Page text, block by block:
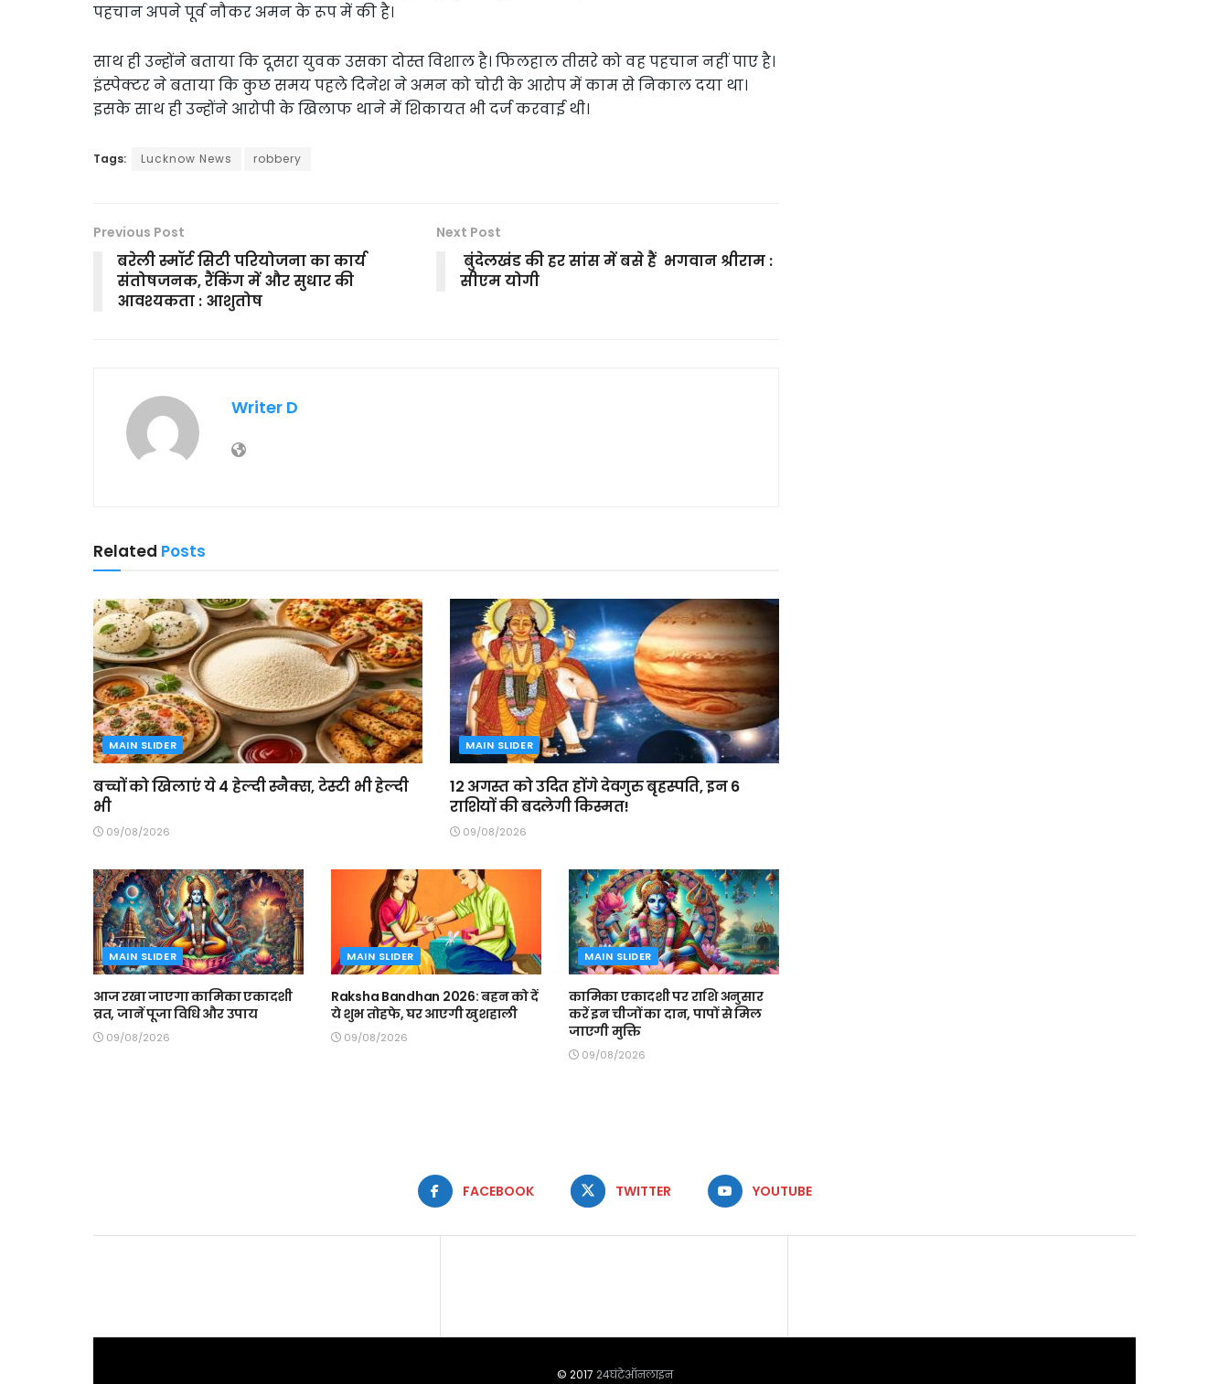
पहचान अपने पूर्व नौकर अमन के रूप में की है।
साथ ही उन्होंने बताया कि दूसरा युवक उसका दोस्त विशाल है। फिलहाल तीसरे को वह पहचान नहीं पाए है।
इंस्पेक्टर ने बताया कि कुछ समय पहले दिनेश ने अमन को चोरी के आरोप में काम से निकाल दया था।
इसके साथ ही उन्होंने आरोपी के खिलाफ थाने में शिकायत भी दर्ज करवाई थी।
Tags: Lucknow News robbery
Previous Post
बरेली स्मॉर्ट सिटी परियोजना का कार्य
संतोषजनक, रैंकिंग में और सुधार की
आवश्यकता : आशुतोष
Next Post
बुंदेलखंड की हर सांस में बसे हैं भगवान श्रीराम :
सीएम योगी
Writer D
Related Posts
MAIN SLIDER
बच्चों को खिलाएं ये 4 हेल्दी स्नैक्स, टेस्टी भी हेल्दी
भी
09/08/2026
MAIN SLIDER
12 अगस्त को उदित होंगे देवगुरु बृहस्पति, इन 6
राशियों की बदलेगी किस्मत!
09/08/2026
MAIN SLIDER
आज रखा जाएगा कामिका एकादशी
व्रत, जानें पूजा विधि और उपाय
09/08/2026
MAIN SLIDER
Raksha Bandhan 2026: बहन को दें
ये शुभ तोहफे, घर आएगी खुशहाली
09/08/2026
MAIN SLIDER
कामिका एकादशी पर राशि अनुसार
करें इन चीजों का दान, पापों से मिल
जाएगी मुक्ति
09/08/2026
FACEBOOK TWITTER YOUTUBE
© 2017 24घंटेऑनलाइन